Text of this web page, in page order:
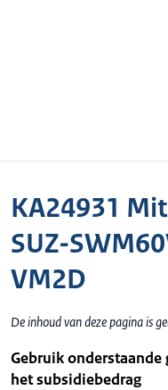
KA24931
SUZ-
VM2D
De inhoud van deze pagina is
Gebruik onderstaande
het subsidiebedrag